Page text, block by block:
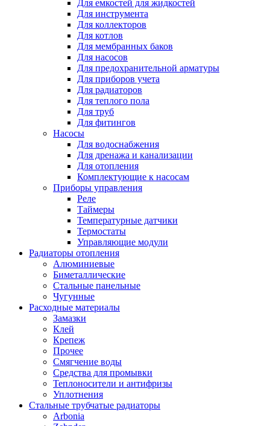
Для емкостей для жидкостей
Для инструмента
Для коллекторов
Для котлов
Для мембранных баков
Для насосов
Для предохранительной арматуры
Для приборов учета
Для радиаторов
Для теплого пола
Для труб
Для фитингов
Насосы
Для водоснабжения
Для дренажа и канализации
Для отопления
Комплектующие к насосам
Приборы управления
Реле
Таймеры
Температурные датчики
Термостаты
Управляющие модули
Радиаторы отопления
Алюминиевые
Биметаллические
Стальные панельные
Чугунные
Расходные материалы
Замазки
Клей
Крепеж
Прочее
Смягчение воды
Средства для промывки
Теплоносители и антифризы
Уплотнения
Стальные трубчатые радиаторы
Arbonia